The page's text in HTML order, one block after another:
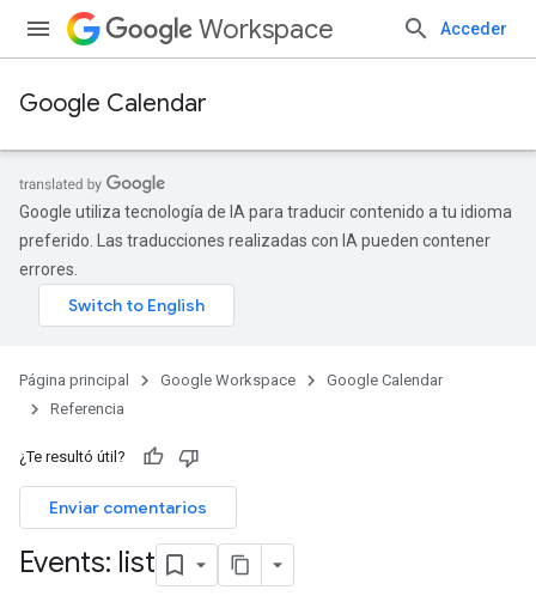
Workspace Acceder
Google Calendar
Google utiliza tecnología de IA para traducir contenido a tu idioma
preferido. Las traducciones realizadas con IA pueden contener
errores.
Página principal Google Workspace
Google Calendar
Referencia
¿Te resultó útil?
Enviar comentarios
Events: list